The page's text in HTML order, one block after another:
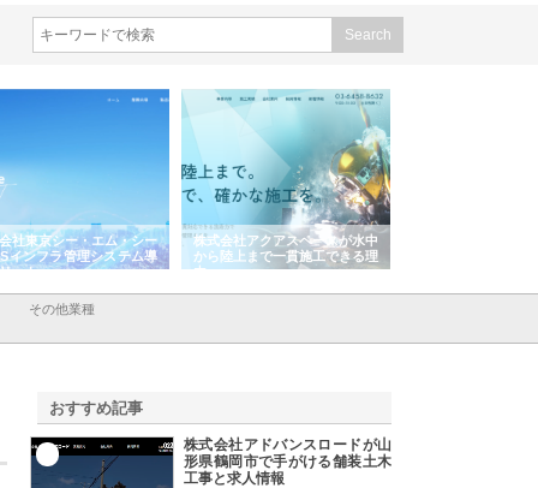
会社アクアスペースが水中
陸上まで一貫施工できる理
株式会社地盤調査事務所が選ば
れ続ける理由と建設コンサルの
強み
その他業種
おすすめ記事
株式会社アドバンスロードが山
形県鶴岡市で手がける舗装土木
工事と求人情報